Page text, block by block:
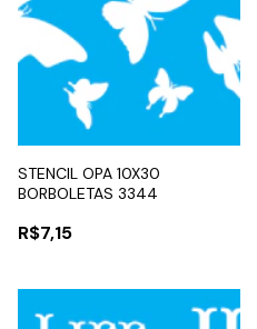
STENCIL OPA 10X30
BORBOLETAS 3344
R$7,15